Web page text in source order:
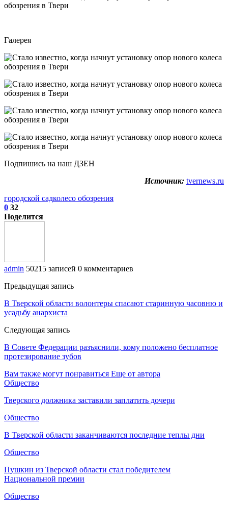
Галерея
Подпишись на наш ДЗЕН
Источник: tvernews.ru
городской садколесо обозрения
0 32
Поделится
admin 50215 записей 0 комментариев
Предыдущая запись
В Тверской области волонтеры спасают старинную часовню и
усадьбу анархиста
Следующая запись
В Совете Федерации разъяснили, кому положено бесплатное
протезирование зубов
Вам также могут понравиться Еще от автора
Общество
Тверского должника заставили заплатить дочери
Общество
В Тверской области заканчиваются последние теплы дни
Общество
Пушкин из Тверской области стал победителем
Национальной премии
Общество